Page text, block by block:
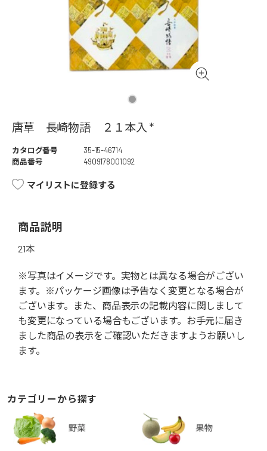
唐草 長崎物語 ２１本入 *
カタログ番号
35-15-46714
商品番号
4909178001092
マイリストに登録する
商品説明
21本
※写真はイメージです。実物とは異なる場合がござい
ます。※パッケージ画像は予告なく変更となる場合が
ございます。また、商品表示の記載内容に関しまして
も変更になっている場合もございます。お手元に届き
ました商品の表示をご確認いただきますようお願いし
ます。
カテゴリーから探す